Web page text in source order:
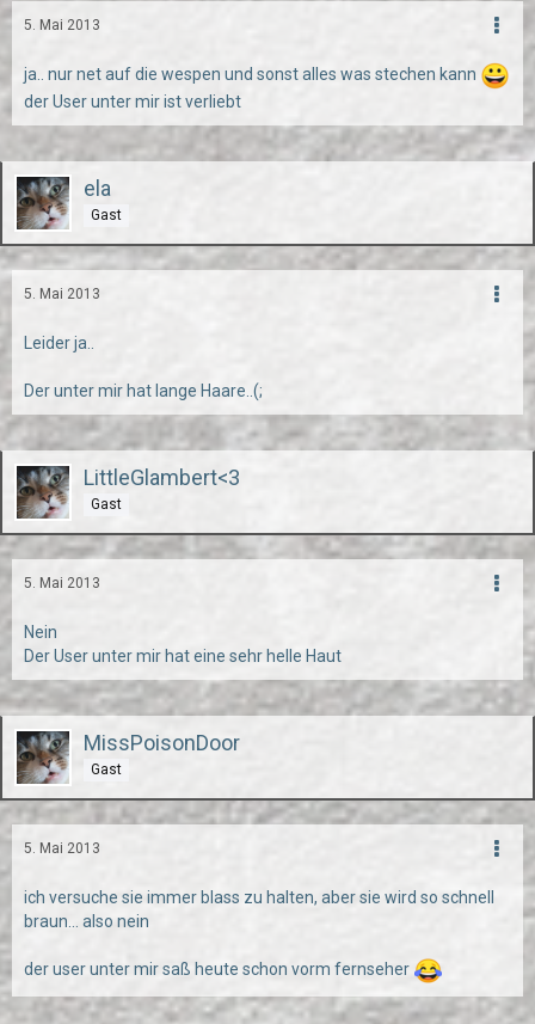
5. Mai 2013
ja.. nur net auf die wespen und sonst alles was stechen kann
der User unter mir ist verliebt
ela
Gast
5. Mai 2013
Leider ja..
Der unter mir hat lange Haare..(;
LittleGlambert<3
Gast
5. Mai 2013
Nein
Der User unter mir hat eine sehr helle Haut
MissPoisonDoor
Gast
5. Mai 2013
ich versuche sie immer blass zu halten, aber sie wird so schnell
braun... also nein
der user unter mir saß heute schon vorm fernseher